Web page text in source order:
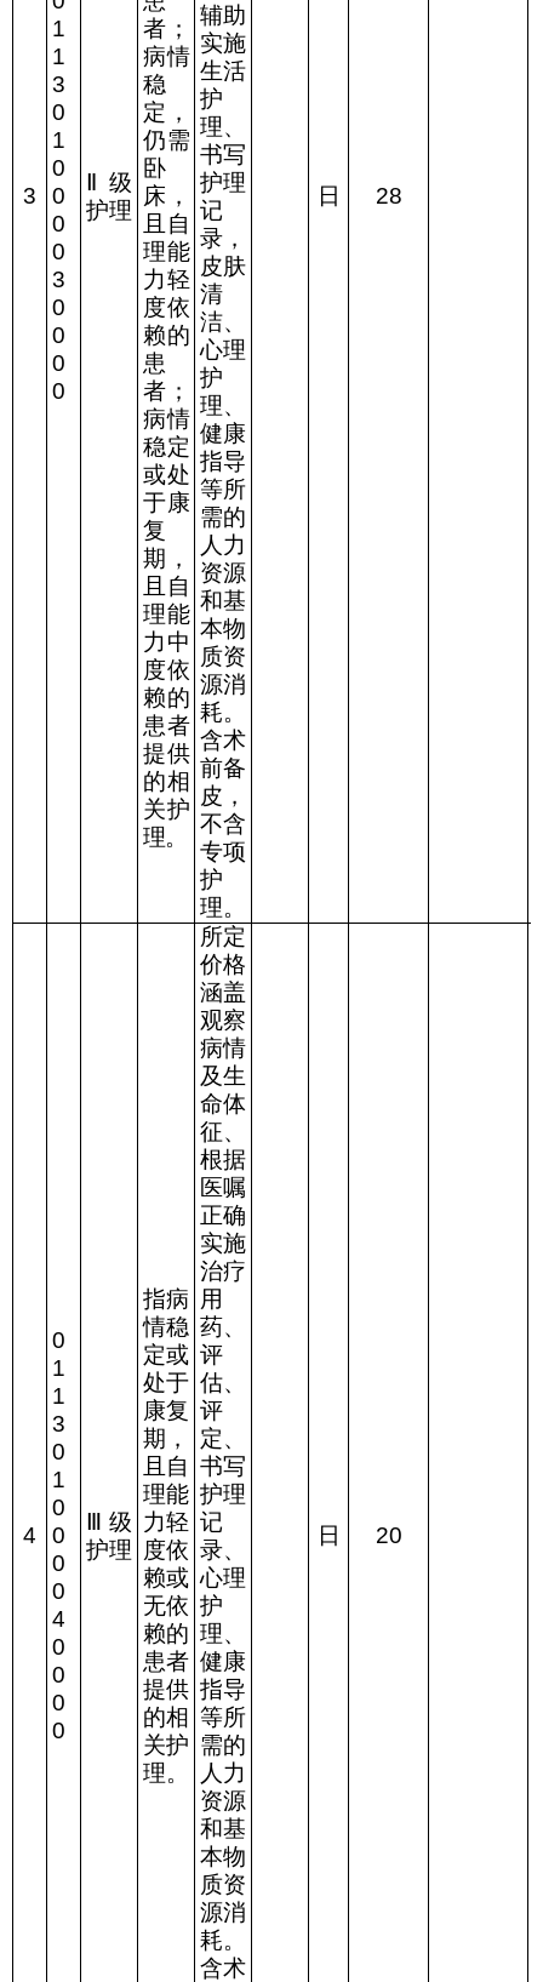
3
1
1
3
0
1
0
0
0
0
3
0
0
0
0
Ⅱ级
护理
者；
病情
稳
定，
仍需
卧
床，
且自
理能
力轻
度依
赖的
患
者；
病情
稳定
或处
于康
复
期，
且自
理能
力中
度依
赖的
患者
提供
的相
关护
理。
辅助
实施
生活
护
理、
书写
护理
记
录，
皮肤
清
洁、
心理
护
理、
健康
指导
等所
需的
人力
资源
和基
本物
质资
源消
耗。
含术
前备
皮，
不含
专项
护
理。
日 28
4
0
1
1
3
0
1
0
0
0
0
4
0
0
0
0
Ⅲ级
护理
指病
情稳
定或
处于
康复
期，
且自
理能
力轻
度依
赖或
无依
赖的
患者
提供
的相
关护
理。
所定
价格
涵盖
观察
病情
及生
命体
征、
根据
医嘱
正确
实施
治疗
用
药、
评
估、
评
定、
书写
护理
记
录、
心理
护
理、
健康
指导
等所
需的
人力
资源
和基
本物
质资
源消
耗。
含术
日 20